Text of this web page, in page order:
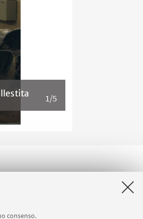
consenso.
1/5